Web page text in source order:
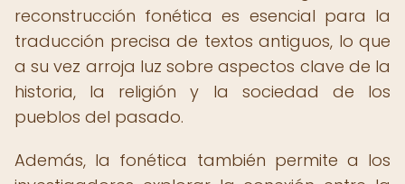
reconstrucción fonética es esencial para la
traducción precisa de textos antiguos, lo que
a su vez arroja luz sobre aspectos clave de la
historia, la religión y la sociedad de los
pueblos del pasado.
Además, la fonética también permite a los